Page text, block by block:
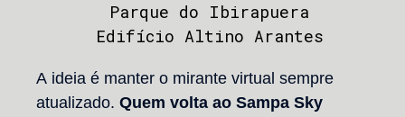
Parque do Ibirapuera
Edifício Altino Arantes
A ideia é manter o mirante virtual sempre
atualizado. Quem volta ao Sampa Sky